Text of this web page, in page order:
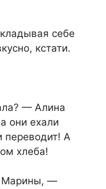
себе
кстати.
— Алина
они ехали
А
хлеба!
Марины, —